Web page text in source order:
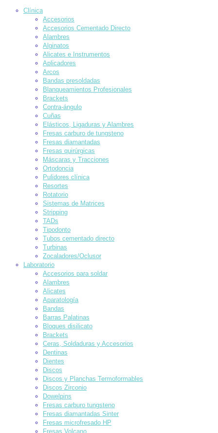
Clínica
Accesorios
Accesorios Cementado Directo
Alambres
Alginatos
Alicates e Instrumentos
Aplicadores
Arcos
Bandas presoldadas
Blanqueamientos Profesionales
Brackets
Contra-ángulo
Cuñas
Elásticos, Ligaduras y Alambres
Fresas carburo de tungsteno
Fresas diamantadas
Fresas quirúrgicas
Máscaras y Tracciones
Ortodoncia
Pulidores clínica
Resortes
Rotatorio
Sistemas de Matrices
Stripping
TADs
Tipodonto
Tubos cementado directo
Turbinas
Zocaladores/Oclusor
Laboratorio
Accesorios para soldar
Alambres
Alicates
Aparatología
Bandas
Barras Palatinas
Bloques disilicato
Brackets
Ceras, Soldaduras y Accesorios
Dentinas
Dientes
Discos
Discos y Planchas Termoformables
Discos Zirconio
Dowelpins
Fresas carburo tungsteno
Fresas diamantadas Sinter
Fresas microfresado HP
Fresas Volcano